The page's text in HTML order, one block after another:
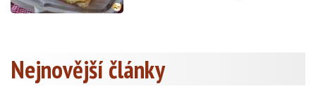
Nejnovější články